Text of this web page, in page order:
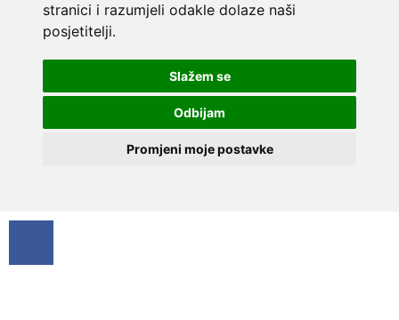
stranici i razumjeli odakle dolaze naši
posjetitelji.
Slažem se
Odbijam
Promjeni moje postavke